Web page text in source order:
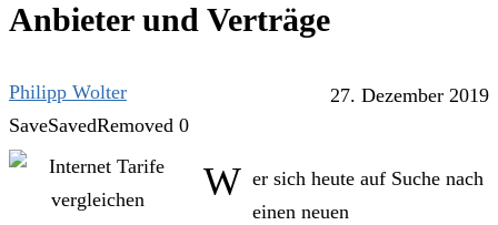
Anbieter und Verträge
Philipp Wolter
27. Dezember 2019
SaveSavedRemoved 0
W er sich heute auf Suche nach
einen neuen